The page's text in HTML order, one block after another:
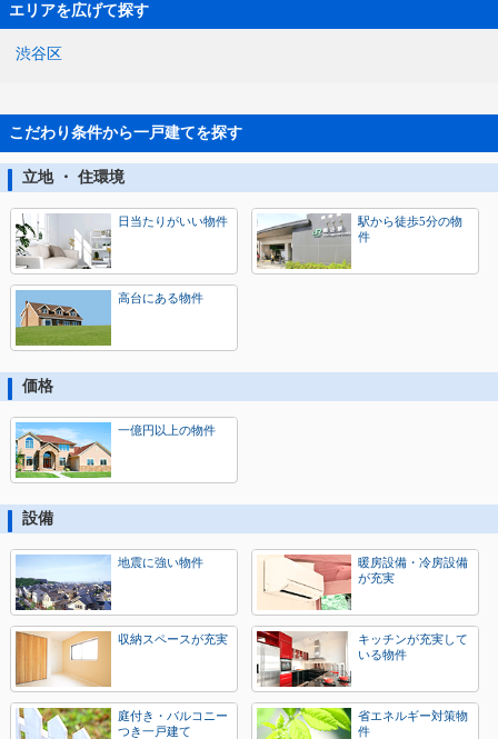
エリアを広げて探す
渋谷区
こだわり条件から一戸建てを探す
立地 ・ 住環境
日当たりがいい物件
駅から徒歩5分の物
件
高台にある物件
価格
一億円以上の物件
設備
地震に強い物件
暖房設備・冷房設備
が充実
収納スペースが充実
キッチンが充実して
いる物件
庭付き・バルコニー
つき一戸建て
省エネルギー対策物
件